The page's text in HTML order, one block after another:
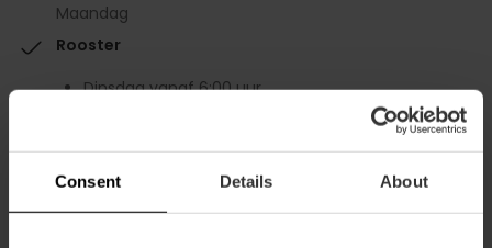
Consent Details About
Maandag
Rooster
Dinsdag vanaf 6:00 uur
Zaterdag van 11 tot 01:30 uur.
Zondag van 11.00 tot 22.00 uur